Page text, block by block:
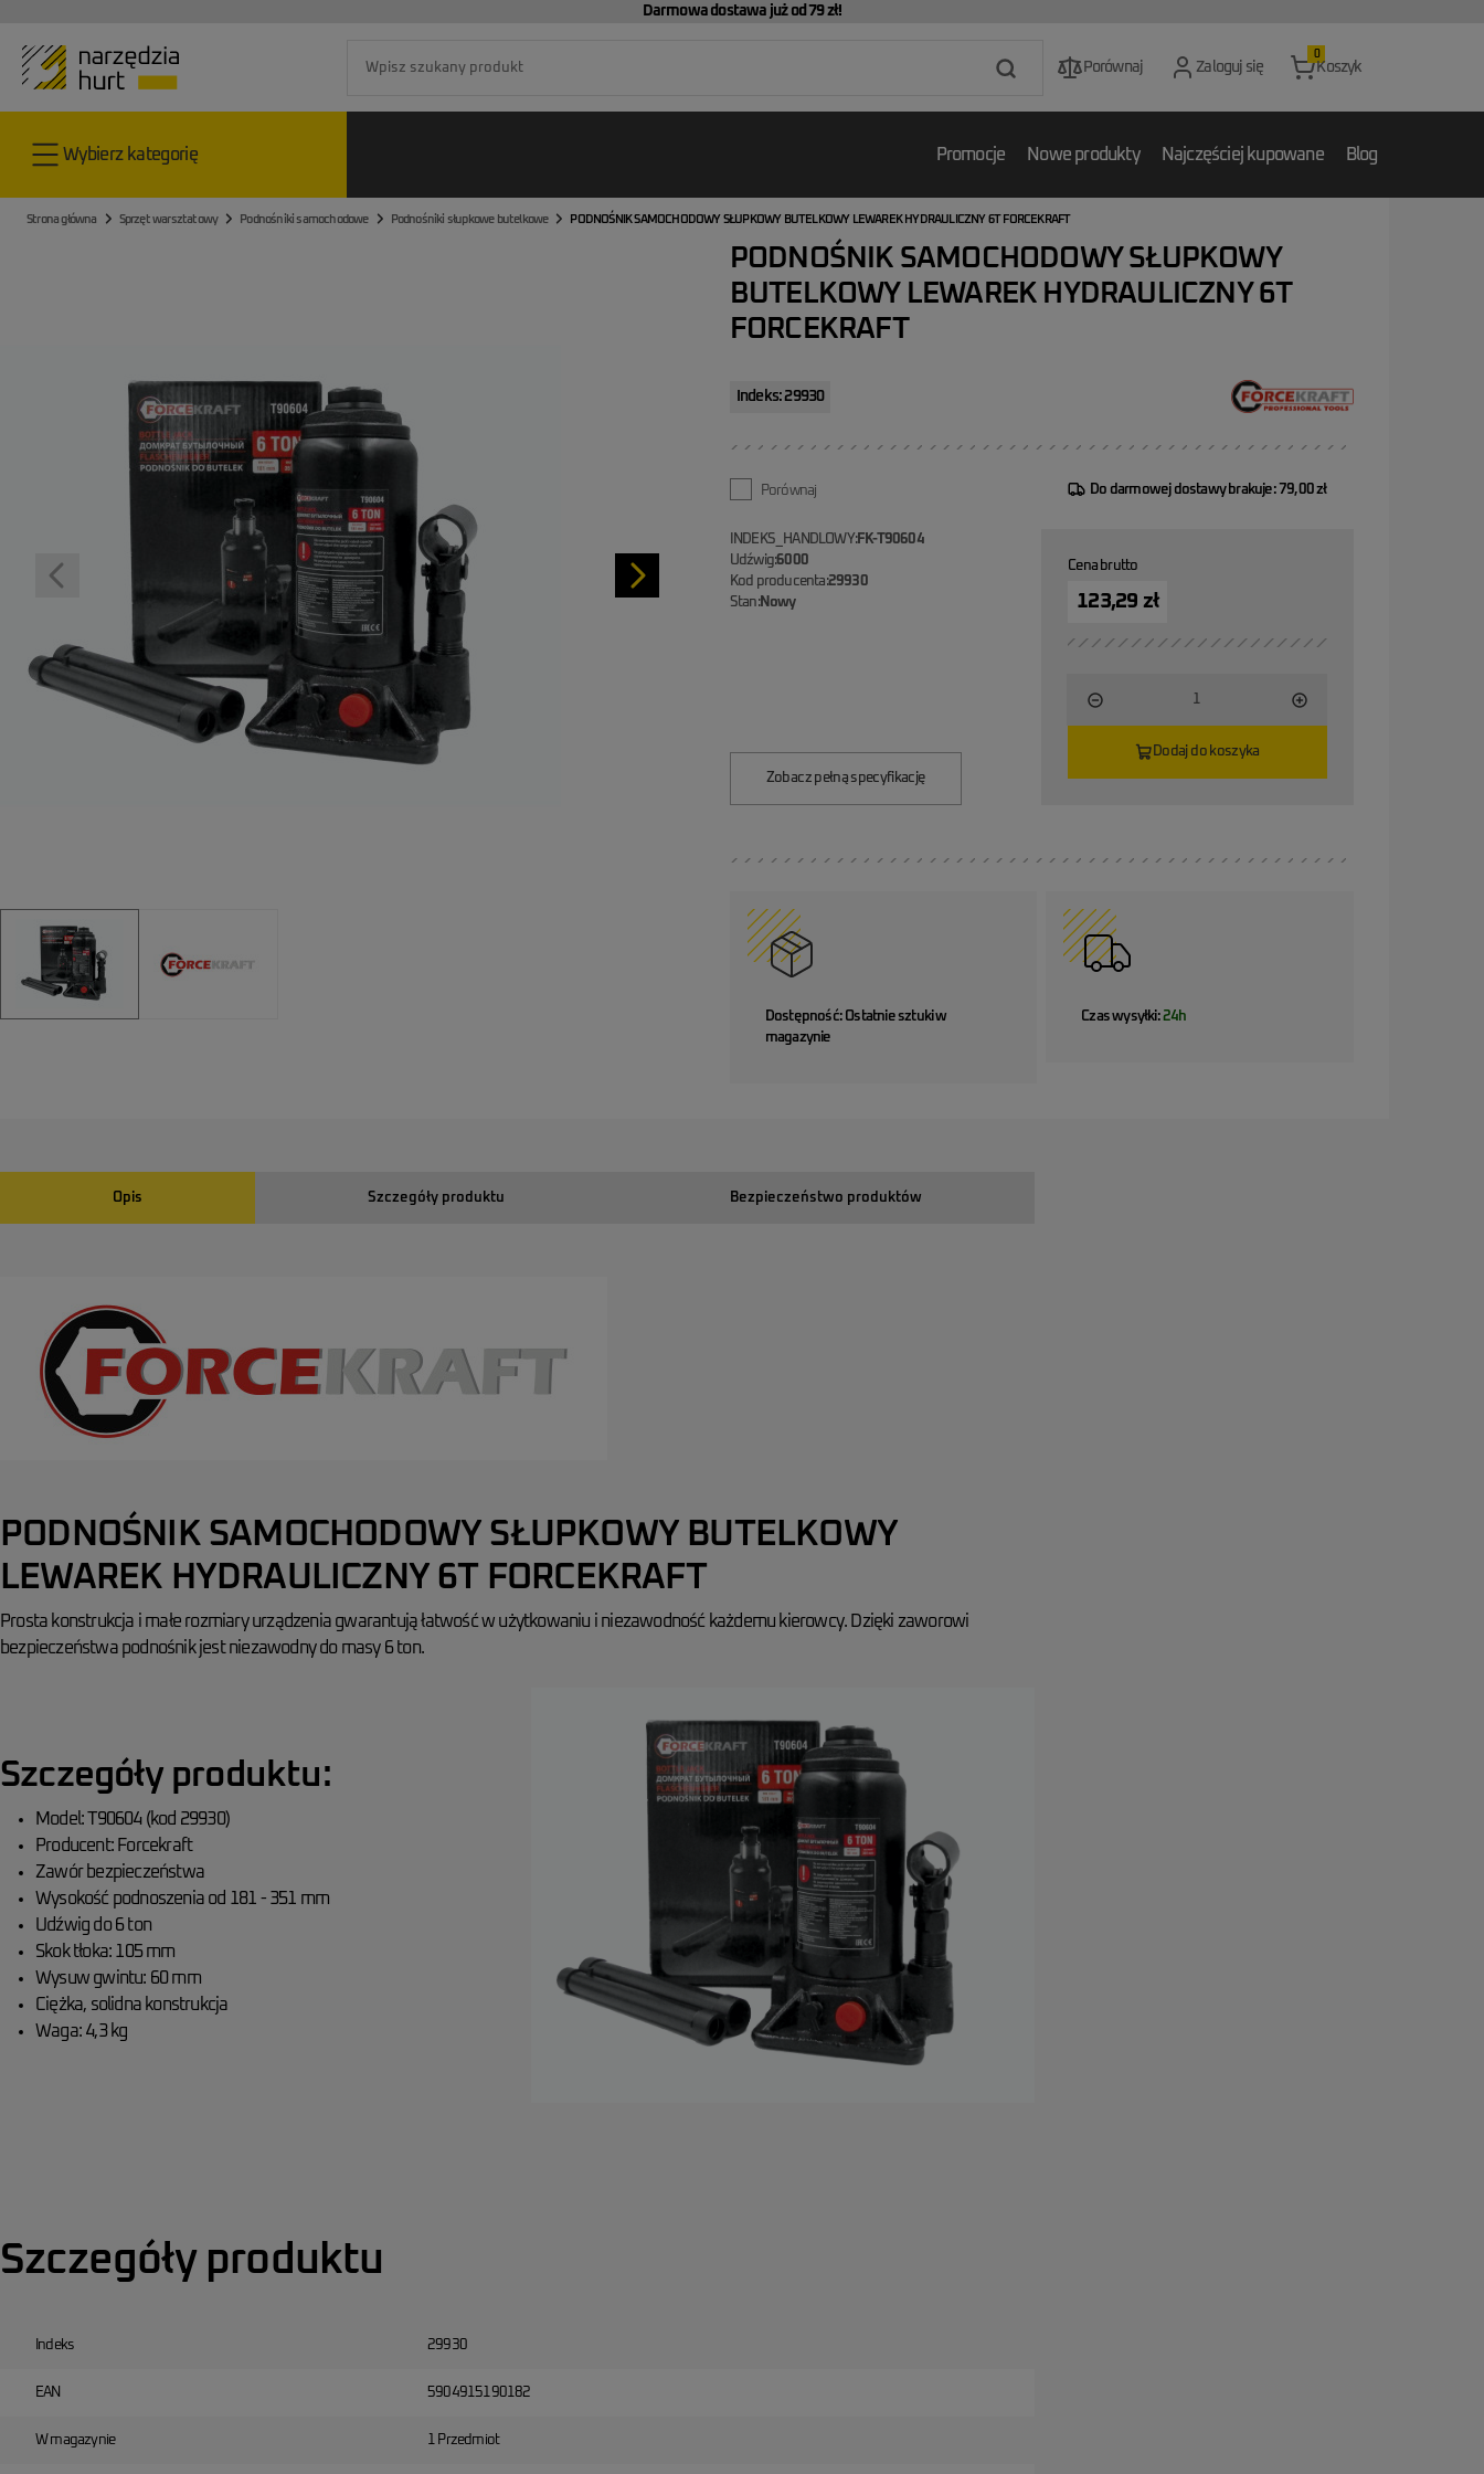
Darmowa dostawa już od 79 zł!
Go to the home page
Porównaj Zaloguj się Koszyk
Wybierz kategorię Promocje Nowe produkty Najczęściej kupowane Blog
Strona główna Sprzęt warsztatowy Podnośniki samochodowe Podnośniki słupkowe butelkowe PODNOŚNIK SAMOCHODOWY SŁUPKOWY BUTELKOWY LEWAREK HYDRAULICZNY 6T FORCEKRAFT
PODNOŚNIK SAMOCHODOWY SŁUPKOWY
BUTELKOWY LEWAREK HYDRAULICZNY 6T
FORCEKRAFT
Indeks: 29930
Porównaj Do darmowej dostawy brakuje: 79,00 zł
INDEKS_HANDLOWY:FK-T90604
Udźwig:6000
Kod producenta:29930
Stan:Nowy
Zobacz pełną specyfikację
Cena brutto
123,29 zł
Dodaj do koszyka
Dostępność:Ostatnie sztuki w
magazynie
Czas wysyłki:24h
Opis Szczegóły produktu Bezpieczeństwo produktów
PODNOŚNIK SAMOCHODOWY SŁUPKOWY BUTELKOWY
LEWAREK HYDRAULICZNY 6T FORCEKRAFT
Prosta konstrukcja i małe rozmiary urządzenia gwarantują łatwość w użytkowaniu i niezawodność każdemu kierowcy. Dzięki zaworowi
bezpieczeństwa podnośnik jest niezawodny do masy 6 ton.
Szczegóły produktu:
Model: T90604 (kod 29930)
Producent: Forcekraft
Zawór bezpieczeństwa
Wysokość podnoszenia od 181 - 351 mm
Udźwig do 6 ton
Skok tłoka: 105 mm
Wysuw gwintu: 60 mm
Ciężka, solidna konstrukcja
Waga: 4,3 kg
Szczegóły produktu
Indeks 29930
EAN 5904915190182
W magazynie 1 Przedmiot